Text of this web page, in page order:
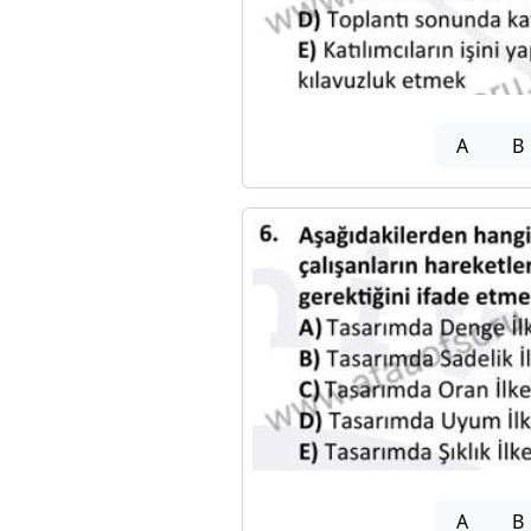
A B
A B